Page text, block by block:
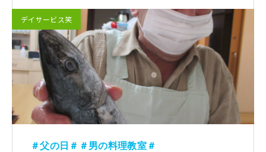
デイサービス笑
＃父の日＃＃男の料理教室＃